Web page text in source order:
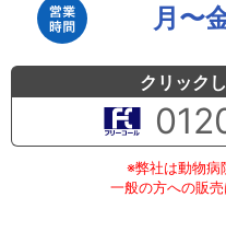
月〜
クリック
※弊社は動物病
一般の方への販売